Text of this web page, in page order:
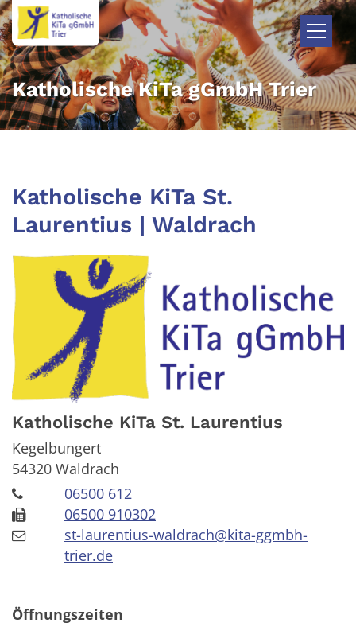
Zum Inhalt springen
Katholische KiTa gGmbH Trier
Katholische KiTa St.
Laurentius | Waldrach
Katholische KiTa St. Laurentius
Kegelbungert
54320 Waldrach
06500 612
06500 910302
st-laurentius-waldrach@kita-ggmbh-
trier.de
Öffnungszeiten